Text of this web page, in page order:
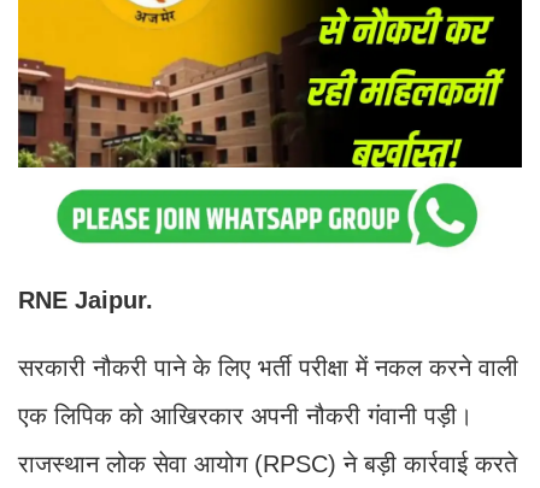
RNE Jaipur.
सरकारी नौकरी पाने के लिए भर्ती परीक्षा में नकल करने वाली
एक लिपिक को आखिरकार अपनी नौकरी गंवानी पड़ी।
राजस्थान लोक सेवा आयोग (RPSC) ने बड़ी कार्रवाई करते